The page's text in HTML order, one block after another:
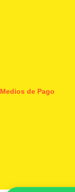
Medios de Pago